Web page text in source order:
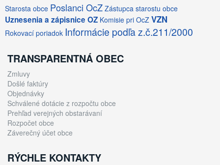
Starosta obce Poslanci OcZ Zástupca starostu obce
Uznesenia a zápisnice OZ Komisie pri OcZ VZN
Rokovací poriadok Informácie podľa z.č.211/2000
TRANSPARENTNÁ OBEC
Zmluvy
Došlé faktúry
Objednávky
Schválené dotácie z rozpočtu obce
Prehľad verejných obstarávaní
Rozpočet obce
Záverečný účet obce
RÝCHLE KONTAKTY